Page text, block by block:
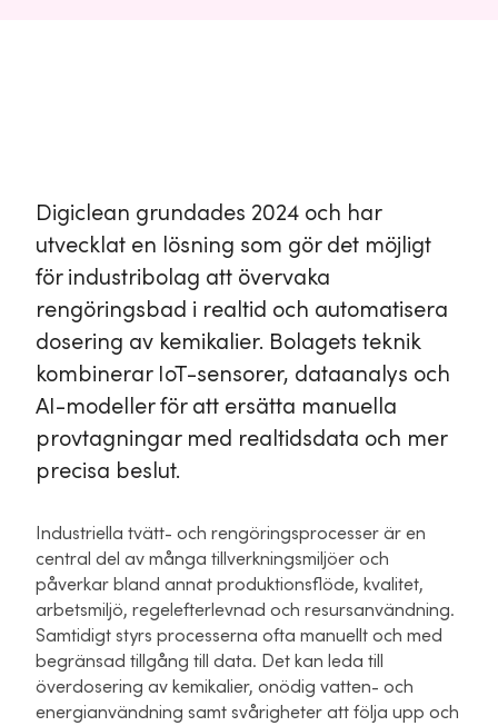
Digiclean grundades 2024 och har
utvecklat en lösning som gör det möjligt
för industribolag att övervaka
rengöringsbad i realtid och automatisera
dosering av kemikalier. Bolagets teknik
kombinerar IoT-sensorer, dataanalys och
AI-modeller för att ersätta manuella
provtagningar med realtidsdata och mer
precisa beslut.
Industriella tvätt- och rengöringsprocesser är en
central del av många tillverkningsmiljöer och
påverkar bland annat produktionsflöde, kvalitet,
arbetsmiljö, regelefterlevnad och resursanvändning.
Samtidigt styrs processerna ofta manuellt och med
begränsad tillgång till data. Det kan leda till
överdosering av kemikalier, onödig vatten- och
energianvändning samt svårigheter att följa upp och